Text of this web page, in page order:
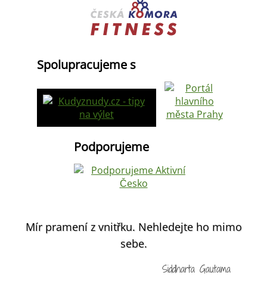
Spolupracujeme s
Podporujeme
Mír pramení z vnitřku. Nehledejte ho mimo
sebe.
Siddharta Gautama